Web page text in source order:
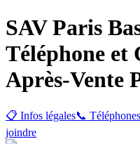
SAV Paris
Téléphone et
Après-Vente
📋 Infos légales📞 Téléphones
joindre